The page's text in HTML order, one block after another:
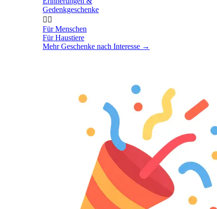
Gedenkgeschenke
 
Für Menschen
Für Haustiere
Mehr Geschenke nach Interesse →